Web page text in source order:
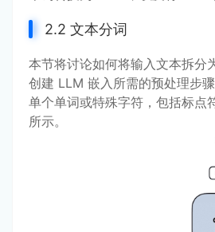
2.2 文本分词
本节将讨论如何将输入文本拆分
创建 LLM 嵌入所需的预处理步
单个单词或特殊字符，包括标点
所示。